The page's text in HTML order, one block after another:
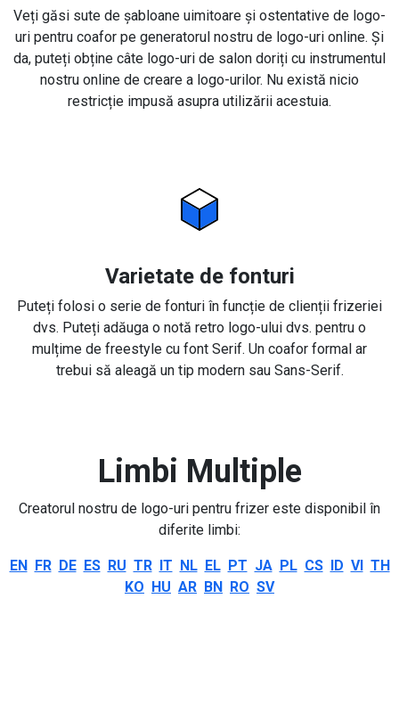
Veți găsi sute de șabloane uimitoare și ostentative de logo-
uri pentru coafor pe generatorul nostru de logo-uri online. Și
da, puteți obține câte logo-uri de salon doriți cu instrumentul
nostru online de creare a logo-urilor. Nu există nicio
restricție impusă asupra utilizării acestuia.
Varietate de fonturi
Puteți folosi o serie de fonturi în funcție de clienții frizeriei
dvs. Puteți adăuga o notă retro logo-ului dvs. pentru o
mulțime de freestyle cu font Serif. Un coafor formal ar
trebui să aleagă un tip modern sau Sans-Serif.
Limbi Multiple
Creatorul nostru de logo-uri pentru frizer este disponibil în
diferite limbi:
EN FR DE ES RU TR IT NL EL PT JA PL CS ID VI TH
KO HU AR BN RO SV